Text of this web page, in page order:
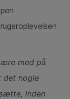
med på
det nogle
inden